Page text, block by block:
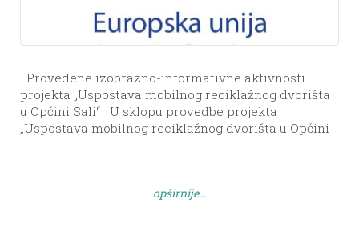
Provedene izobrazno-informativne aktivnosti
projekta „Uspostava mobilnog reciklažnog dvorišta
u Općini Sali“ U sklopu provedbe projekta
„Uspostava mobilnog reciklažnog dvorišta u Općini
projektu, potrebno je bilo provesti 6 izobrazno-
opširnije...